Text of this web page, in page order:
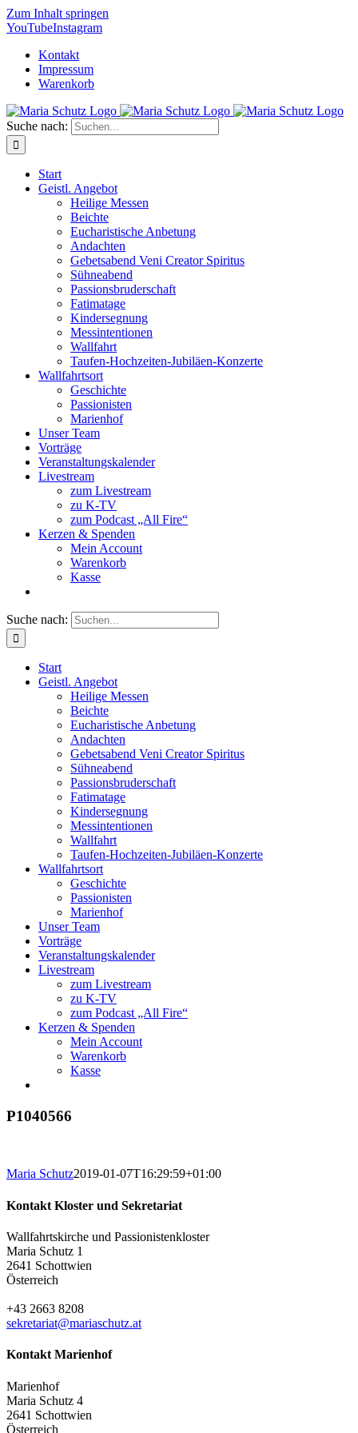
Zum Inhalt springen
YouTubeInstagram
Kontakt
Impressum
Warenkorb
Suche nach:
Start
Geistl. Angebot
Heilige Messen
Beichte
Eucharistische Anbetung
Andachten
Gebetsabend Veni Creator Spiritus
Sühneabend
Passionsbruderschaft
Fatimatage
Kindersegnung
Messintentionen
Wallfahrt
Taufen-Hochzeiten-Jubiläen-Konzerte
Wallfahrtsort
Geschichte
Passionisten
Marienhof
Unser Team
Vorträge
Veranstaltungskalender
Livestream
zum Livestream
zu K-TV
zum Podcast „All Fire“
Kerzen & Spenden
Mein Account
Warenkorb
Kasse
Suche nach:
Start
Geistl. Angebot
Heilige Messen
Beichte
Eucharistische Anbetung
Andachten
Gebetsabend Veni Creator Spiritus
Sühneabend
Passionsbruderschaft
Fatimatage
Kindersegnung
Messintentionen
Wallfahrt
Taufen-Hochzeiten-Jubiläen-Konzerte
Wallfahrtsort
Geschichte
Passionisten
Marienhof
Unser Team
Vorträge
Veranstaltungskalender
Livestream
zum Livestream
zu K-TV
zum Podcast „All Fire“
Kerzen & Spenden
Mein Account
Warenkorb
Kasse
P1040566
Maria Schutz2019-01-07T16:29:59+01:00
Kontakt Kloster und Sekretariat
Wallfahrtskirche und Passionistenkloster
Maria Schutz 1
2641 Schottwien
Österreich
+43 2663 8208
sekretariat@mariaschutz.at
Kontakt Marienhof
Marienhof
Maria Schutz 4
2641 Schottwien
Österreich